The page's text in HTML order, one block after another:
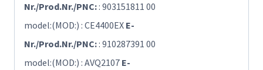
Nr./Prod.Nr./PNC:: 903151811 00
model:(MOD:) : CE4400EX E-
Nr./Prod.Nr./PNC:: 910287391 00
model:(MOD:) : AVQ2107 E-